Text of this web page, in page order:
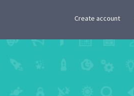
Create account